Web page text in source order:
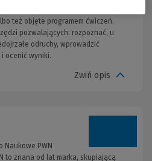
też objęte programem ćwiczeń.
pozwalających: rozpoznać, u
odruchy, wprowadzić
ocenić wyniki.
Zwiń opis
Naukowe PWN
to znana od lat marka, skupiającą